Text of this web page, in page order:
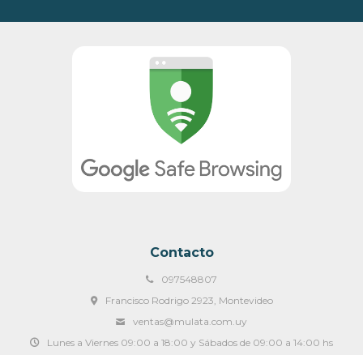
Contacto
097548807
Francisco Rodrigo 2923, Montevideo
ventas@mulata.com.uy
Lunes a Viernes 09:00 a 18:00 y Sábados de 09:00 a 14:00 hs